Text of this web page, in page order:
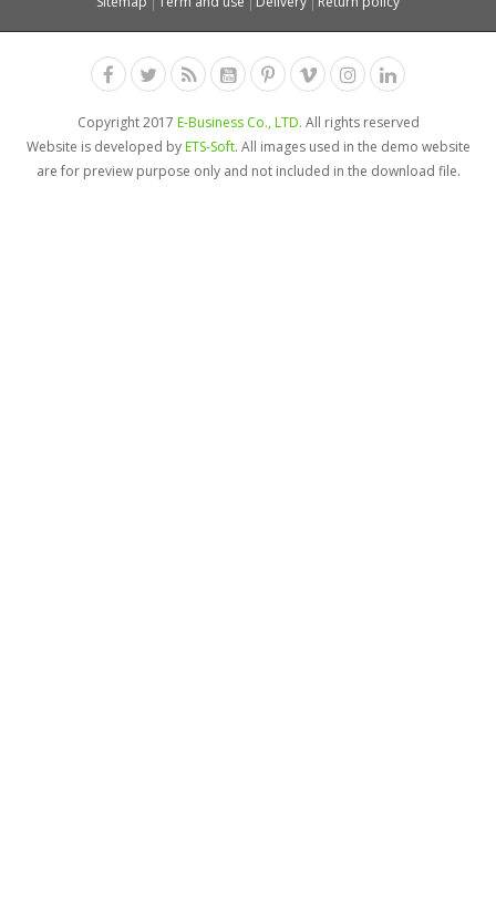
Copyright 2017 E-Business Co., LTD. All rights reserved
Website is developed byETS-Soft. All images used in the demo website
are for preview purpose only and not included in the download file.